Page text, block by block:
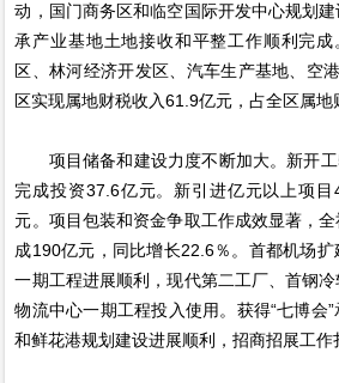
动，国门商务区和临空国际开发中心规划
承产业基地土地接收和平整工作顺利完
区、林河经济开发区、汽车生产基地、空
区实现属地财税收入61.9亿元，占全区属地
项目储备和建设力度不断加大。新开工
完成投资37.6亿元。新引进亿元以上项
元。项目包装和资金争取工作成效显著，
成190亿元，同比增长22.6％。首都机场
一期工程进展顺利，现代第二工厂、首钢
物流中心一期工程投入使用。获得“七博会
和鲜花港规划建设进展顺利，招商招展工作